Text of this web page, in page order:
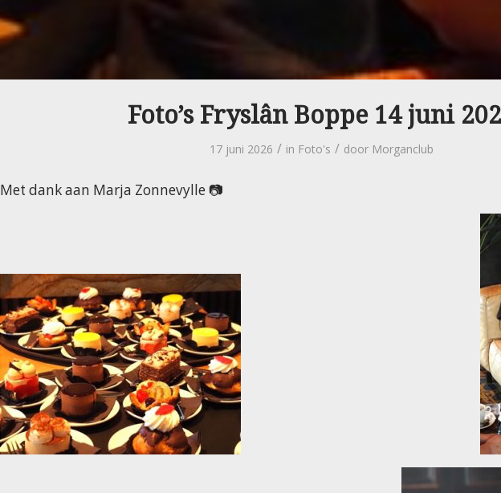
Foto’s Fryslân Boppe 14 juni
17 juni 2026 / in Foto's / door Morganclub
Met dank aan Marja Zonnevylle 📷